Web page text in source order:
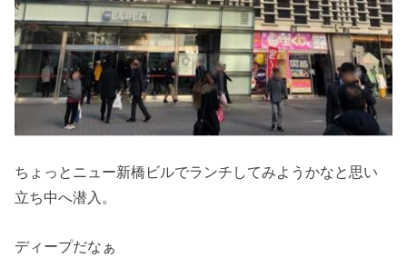
ちょっとニュー新橋ビルでランチしてみようかなと思い
立ち中へ潜入。
ディープだなぁ